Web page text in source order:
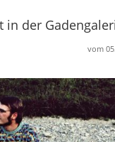
in der
vom